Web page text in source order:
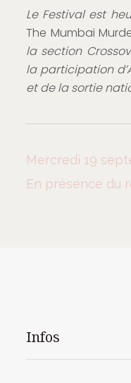
Le Festival est
The Mumbai
la section
la participation
et de la sortie
Mercredi 19
En présence du
Infos